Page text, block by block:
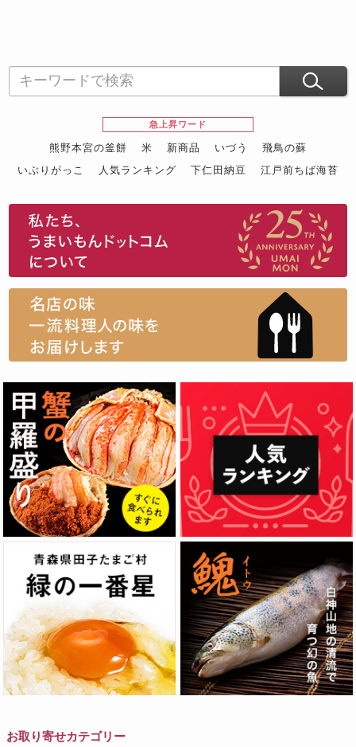
急上昇ワード
熊野本宮の釜餅 米 新商品 いづう
飛鳥の蘇
いぶりがっこ
人気ランキング 下仁田納豆
江戸前ちば海苔
お取り寄せカテゴリー